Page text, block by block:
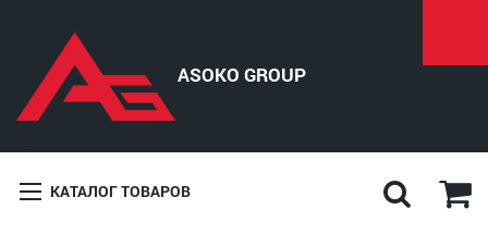
КАТАЛОГ ТОВАРОВ